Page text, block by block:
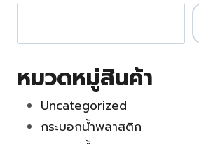
หมวดหมู่สินค้า
Uncategorized
กระบอกน้ำพลาสติก